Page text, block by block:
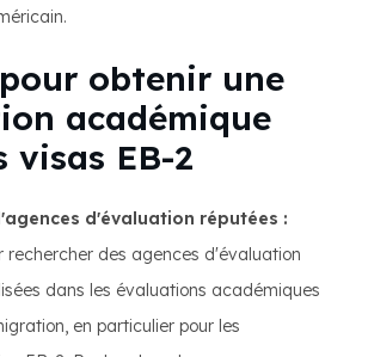
obtenir une
académique
visas EB-2
d'évaluation réputées :
rechercher des agences d'évaluation
dans les évaluations académiques
en particulier pour les